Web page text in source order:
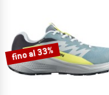
fino al 33%